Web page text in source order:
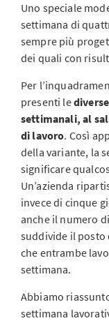
Uno speciale
settimana di
sempre più
dei quali con
Per
presenti le
settimanali, al
di lavoro. Così
della variante, la
significare
Un’azienda
invece di cinque
anche il numero
suddivide il posto
che entrambe
settimana.
Abbiamo
settimana